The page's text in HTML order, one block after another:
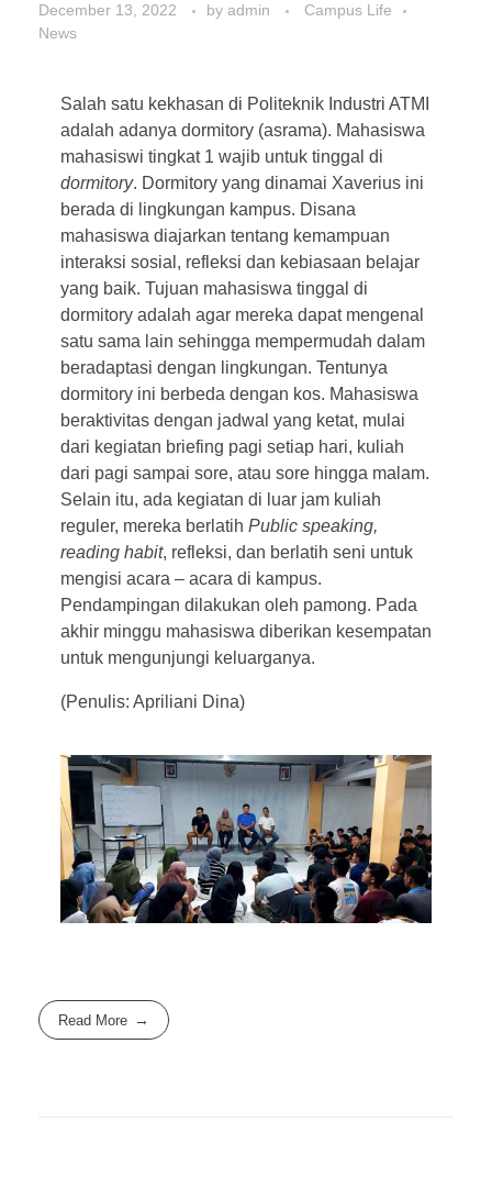
December 13, 2022 by admin
Campus Life
News
Salah satu kekhasan di Politeknik Industri ATMI
adalah adanya dormitory (asrama). Mahasiswa
mahasiswi tingkat 1 wajib untuk tinggal di
dormitory. Dormitory yang dinamai Xaverius ini
berada di lingkungan kampus. Disana
mahasiswa diajarkan tentang kemampuan
interaksi sosial, refleksi dan kebiasaan belajar
yang baik. Tujuan mahasiswa tinggal di
dormitory adalah agar mereka dapat mengenal
satu sama lain sehingga mempermudah dalam
beradaptasi dengan lingkungan. Tentunya
dormitory ini berbeda dengan kos. Mahasiswa
beraktivitas dengan jadwal yang ketat, mulai
dari kegiatan briefing pagi setiap hari, kuliah
dari pagi sampai sore, atau sore hingga malam.
Selain itu, ada kegiatan di luar jam kuliah
reguler, mereka berlatih Public speaking,
reading habit, refleksi, dan berlatih seni untuk
mengisi acara – acara di kampus.
Pendampingan dilakukan oleh pamong. Pada
akhir minggu mahasiswa diberikan kesempatan
untuk mengunjungi keluarganya.
(Penulis: Apriliani Dina)
Read More